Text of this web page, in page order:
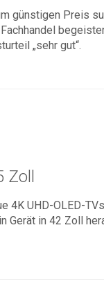
günstigen Preis
„sehr gut“.
4K UHD-OLED-
Gerät in 42 Zoll